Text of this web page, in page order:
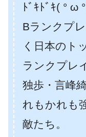
ﾄﾞｷﾄﾞｷ( ° ω
Bランクプ
く日本のト
ランクプレ
独歩・言峰
れもかれも
敵たち。